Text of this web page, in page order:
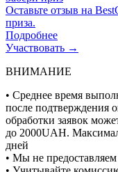
Оставьте отзыв на
приза.
Подробнее
Участвовать →
ВНИМАНИЕ
• Среднее время
после подтверждения
обработки заявок
до 2000UAH.
дней
• Мы не